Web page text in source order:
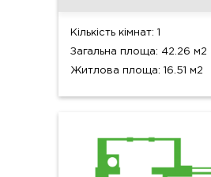
Кількість кімнат: 1
Загальна площа: 42.26 м2
Житлова площа: 16.51 м2